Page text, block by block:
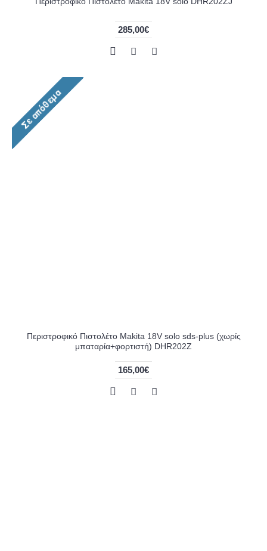
285,00€
Περιστροφικό Πιστολέτο Makita 18V solo sds-plus (χωρίς
μπαταρία+φορτιστή) DHR202Z
165,00€